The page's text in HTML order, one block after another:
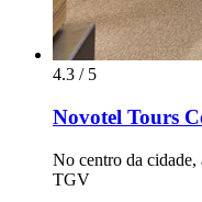
4.3 / 5
Novotel Tours
No centro da cidade,
TGV